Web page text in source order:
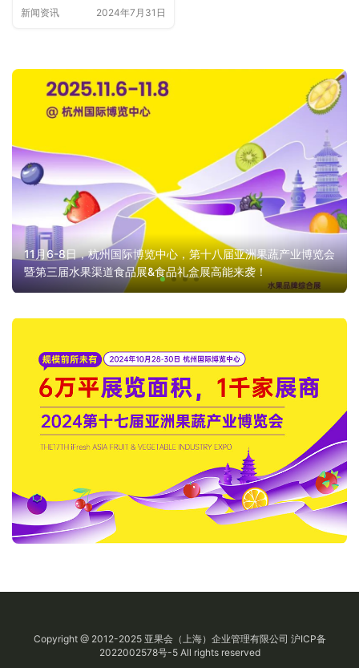
新闻资讯 2024年7月31日
11月6-8日，杭州国际博览中心，第十八届亚洲果蔬产业博览会
暨第三届水果渠道食品展&食品礼盒展高能来袭！
Copyright @ 2012-2025 亚果会（上海）企业管理有限公司 沪ICP备
2022002578号-5All rights reserved